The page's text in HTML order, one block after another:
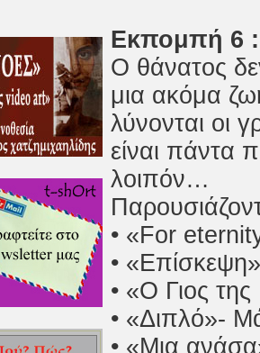
Εκπομπή 6
O θάνατος
μια ακόμα
λύνονται οι
είναι πάντα
λοιπόν…
• «For
•
• «Ο Γιος
• «Διπλό»-
• «Μια